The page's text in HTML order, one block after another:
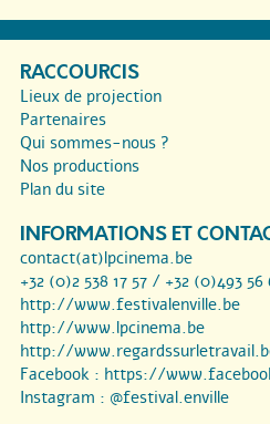
RACCOURCIS
Lieux de projection
Partenaires
Qui sommes-nous ?
Nos productions
Plan du site
INFORMATIONS ET
contact(at)lpcinema.be
+32 (0)2 538 17 57 / +32 (0)493 56
http://www.festivalenville.be
http://www.lpcinema.be
http://
Facebook : https://
Instagram : @festival.enville